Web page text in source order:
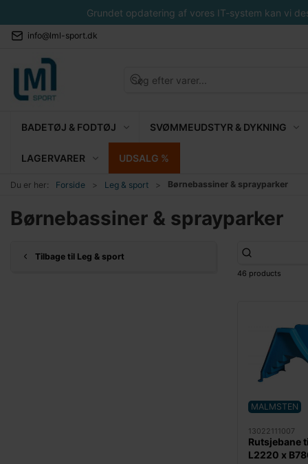
Grundet opdatering af vores IT-system kan vi
info@lml-sport.dk
BADETØJ & FODTØJ SVØMMEUDSTYR & DYKNING
LAGERVARER UDSALG %
Du er her: Forside Leg & sport Børnebassiner & sprayparker
Børnebassiner & sprayparker
Tilbage til Leg & sport
46 products
MALMSTEN
13022111007
Rutsjebane
L2220 x